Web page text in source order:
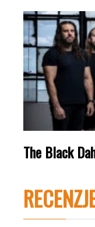
The Black